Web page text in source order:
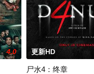
4.0 更新HD
尸水4：终章